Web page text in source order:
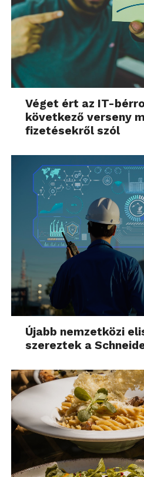
Véget ért az IT-
következő verseny
fizetésekről szól
Újabb nemzetközi
szereztek a